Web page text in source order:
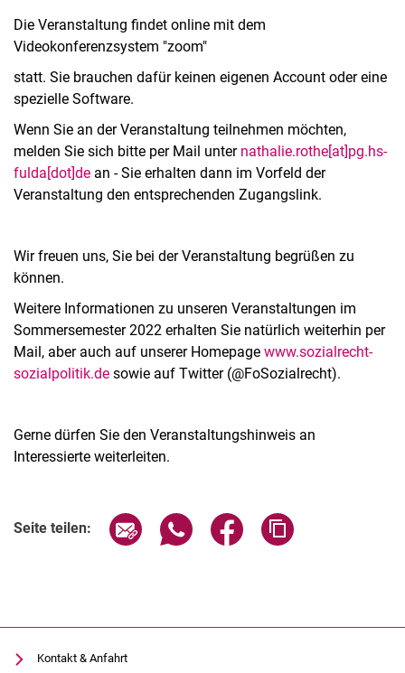
Die Veranstaltung findet online mit dem
Videokonferenzsystem "zoom"
statt. Sie brauchen dafür keinen eigenen Account oder eine
spezielle Software.
Wenn Sie an der Veranstaltung teilnehmen möchten,
melden Sie sich bitte per Mail unter nathalie.rothe[at]pg.hs-
fulda[dot]de an - Sie erhalten dann im Vorfeld der
Veranstaltung den entsprechenden Zugangslink.
Wir freuen uns, Sie bei der Veranstaltung begrüßen zu
können.
Weitere Informationen zu unseren Veranstaltungen im
Sommersemester 2022 erhalten Sie natürlich weiterhin per
Mail, aber auch auf unserer Homepage www.sozialrecht-
sozialpolitik.de sowie auf Twitter (@FoSozialrecht).
Gerne dürfen Sie den Veranstaltungshinweis an
Interessierte weiterleiten.
Seite teilen: Seite über E-Mail teilen
Seite über WhatsApp teilen
Seite über Facebook
Kontakt & Anfahrt